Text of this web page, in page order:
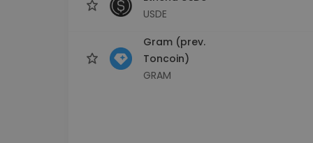
USDE
Gram (prev.
Toncoin)
GRAM